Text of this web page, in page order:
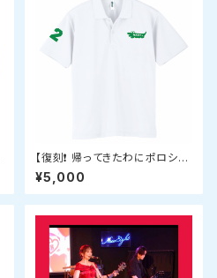
【復刻❗️ 帰ってきたわにポロシャ
ツ】 オリジナルデザインドライポ
ロシャツ ホワイト
¥5,000